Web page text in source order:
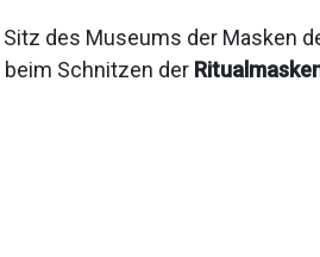
des Museums der Masken
beim Schnitzen der